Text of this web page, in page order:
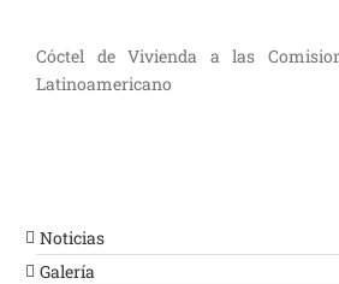
Cóctel de Vivienda a las
Latinoamericano
Noticias
Galería